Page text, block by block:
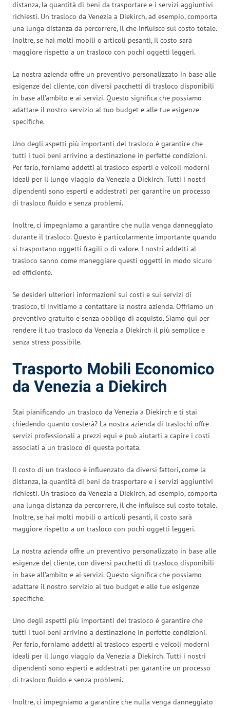
distanza, la quantità di beni da trasportare e i servizi aggiuntivi
richiesti. Un trasloco da Venezia a Diekirch, ad esempio, comporta
una lunga distanza da percorrere, il che influisce sul costo totale.
Inoltre, se hai molti mobili o articoli pesanti, il costo sarà
maggiore rispetto a un trasloco con pochi oggetti leggeri.
La nostra azienda offre un preventivo personalizzato in base alle
esigenze del cliente, con diversi pacchetti di trasloco disponibili
in base all’ambito e ai servizi. Questo significa che possiamo
adattare il nostro servizio al tuo budget e alle tue esigenze
specifiche.
Uno degli aspetti più importanti del trasloco è garantire che
tutti i tuoi beni arrivino a destinazione in perfette condizioni.
Per farlo, forniamo addetti al trasloco esperti e veicoli moderni
ideali per il lungo viaggio da Venezia a Diekirch. Tutti i nostri
dipendenti sono esperti e addestrati per garantire un processo
di trasloco fluido e senza problemi.
Inoltre, ci impegniamo a garantire che nulla venga danneggiato
durante il trasloco. Questo è particolarmente importante quando
si trasportano oggetti fragili o di valore. I nostri addetti al
trasloco sanno come maneggiare questi oggetti in modo sicuro
ed efficiente.
Se desideri ulteriori informazioni sui costi e sui servizi di
trasloco, ti invitiamo a contattare la nostra azienda. Offriamo un
preventivo gratuito e senza obbligo di acquisto. Siamo qui per
rendere il tuo trasloco da Venezia a Diekirch il più semplice e
senza stress possibile.
Trasporto Mobili Economico
da Venezia a Diekirch
Stai pianificando un trasloco da Venezia a Diekirch e ti stai
chiedendo quanto costerà? La nostra azienda di traslochi offre
servizi professionali a prezzi equi e può aiutarti a capire i costi
associati a un trasloco di questa portata.
Il costo di un trasloco è influenzato da diversi fattori, come la
distanza, la quantità di beni da trasportare e i servizi aggiuntivi
richiesti. Un trasloco da Venezia a Diekirch, ad esempio, comporta
una lunga distanza da percorrere, il che influisce sul costo totale.
Inoltre, se hai molti mobili o articoli pesanti, il costo sarà
maggiore rispetto a un trasloco con pochi oggetti leggeri.
La nostra azienda offre un preventivo personalizzato in base alle
esigenze del cliente, con diversi pacchetti di trasloco disponibili
in base all’ambito e ai servizi. Questo significa che possiamo
adattare il nostro servizio al tuo budget e alle tue esigenze
specifiche.
Uno degli aspetti più importanti del trasloco è garantire che
tutti i tuoi beni arrivino a destinazione in perfette condizioni.
Per farlo, forniamo addetti al trasloco esperti e veicoli moderni
ideali per il lungo viaggio da Venezia a Diekirch. Tutti i nostri
dipendenti sono esperti e addestrati per garantire un processo
di trasloco fluido e senza problemi.
Inoltre, ci impegniamo a garantire che nulla venga danneggiato